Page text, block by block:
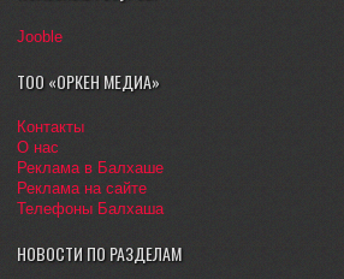
Jooble
ТОО «ОРКЕН МЕДИА»
Контакты
О нас
Реклама в Балхаше
Реклама на сайте
Телефоны Балхаша
НОВОСТИ ПО РАЗДЕЛАМ